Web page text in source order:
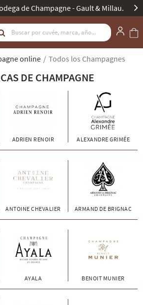
de Champagne - Gault & Millau.
online Todos los Champagnes
DE CHAMPAGNE
ADRIEN RENOIR ALEXANDRE GRIMÉE
ANTOINE CHEVALIER ARMAND DE BRIGNAC
AYALA BENOIT MUNIER